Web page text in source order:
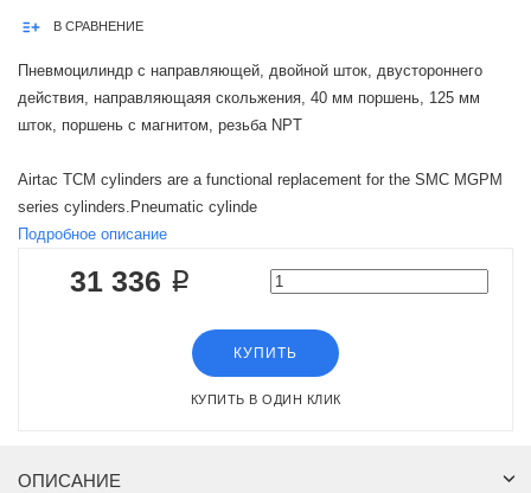
В СРАВНЕНИЕ
Пневмоцилиндр с направляющей, двойной шток, двустороннего
действия, направляющаяя скольжения, 40 мм поршень, 125 мм
шток, поршень с магнитом, резьба NPT
Airtac TCM cylinders are a functional replacement for the SMC MGPM
series cylinders.Pneumatic cylinde
Подробное описание
31 336 ₽
КУПИТЬ
КУПИТЬ В ОДИН КЛИК
ОПИСАНИЕ